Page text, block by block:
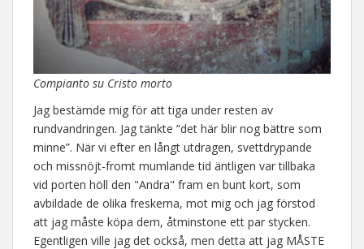
Compianto su Cristo morto
Jag bestämde mig för att tiga under resten av
rundvandringen. Jag tänkte ”det här blir nog bättre som
minne”. När vi efter en långt utdragen, svettdrypande
och missnöjt-fromt mumlande tid äntligen var tillbaka
vid porten höll den "Andra" fram en bunt kort, som
avbildade de olika freskerna, mot mig och jag förstod
att jag måste köpa dem, åtminstone ett par stycken.
Egentligen ville jag det också, men detta att jag MÅSTE